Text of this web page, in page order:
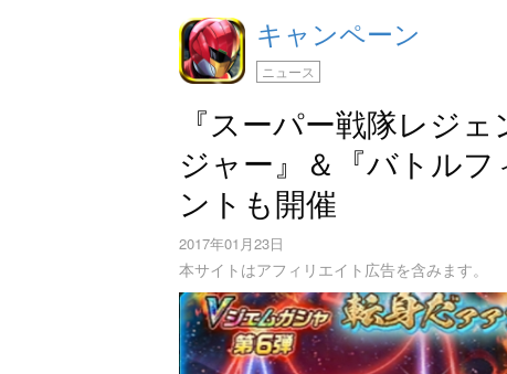
キャンペーン
ニュース
『スーパー戦隊レジ
ジャー』＆『バトル
ントも開催
2017年01月23日
本サイトはアフィリエイト広告を含みます。